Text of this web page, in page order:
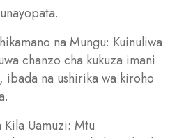
na Mungu: Kuinuliwa
chanzo cha kukuza imani
ibada na ushirika wa kiroho
Uamuzi: Mtu